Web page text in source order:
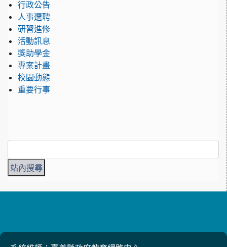
行政公告
人事選聘
研習進修
活動訊息
獎助學金
專案計畫
校園動態
重要行事